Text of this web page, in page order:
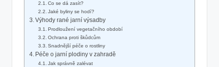
Co se dá zasít?
Jaké byliny se hodí?
Výhody rané jarní výsadby
Prodloužení vegetačního období
Ochrana proti škůdcům
Snadnější péče o rostliny
Péče o jarní plodiny v zahradě
Jak správně zalévat